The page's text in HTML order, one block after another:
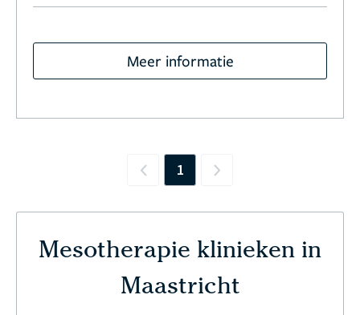
Meer informatie
Previous
1 Next
Mesotherapie klinieken in
Maastricht